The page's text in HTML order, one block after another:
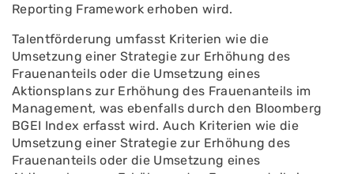
Reporting Framework erhoben wird.
Talentförderung umfasst Kriterien wie die
Umsetzung einer Strategie zur Erhöhung des
Frauenanteils oder die Umsetzung eines
Aktionsplans zur Erhöhung des Frauenanteils im
Management, was ebenfalls durch den Bloomberg
BGEI Index erfasst wird. Auch Kriterien wie die
Umsetzung einer Strategie zur Erhöhung des
Frauenanteils oder die Umsetzung eines